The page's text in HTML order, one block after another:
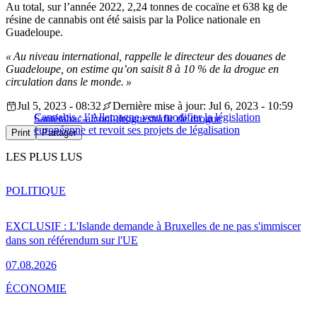
Au total, sur l’année 2022, 2,24 tonnes de cocaïne et 638 kg de
résine de cannabis ont été saisis par la Police nationale en
Guadeloupe.
« Au niveau international, rappelle le directeur des douanes de
Guadeloupe, on estime qu’on saisit 8 à 10 % de la drogue en
circulation dans le monde. »
Cannabis : l’Allemagne veut modifier la législation
européenne et revoit ses projets de légalisation
Jul 5, 2023 - 08:32
Dernière mise à jour: Jul 6, 2023 - 10:59
Santétabac-alcool-droguestrafic de drogue
Print Partager
LES PLUS LUS
EXCLUSIF : L'Islande demande à Bruxelles de ne pas s'immiscer
dans son référendum sur l'UE
07.08.2026
POLITIQUE
ÉCONOMIE